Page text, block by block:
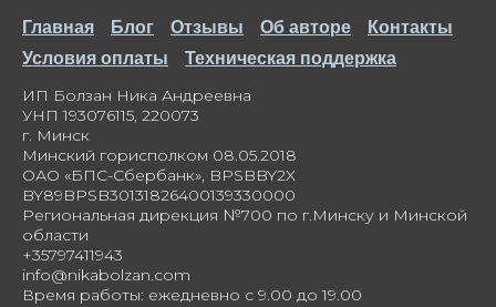
Главная Блог Отзывы Об авторе
Контакты
Условия оплаты
Техническая поддержка
ИП Болзан Ника Андреевна
УНП 193076115, 220073
г. Минск
Минский горисполком 08.05.2018
ОАО «БПС-Сбербанк», BPSBBY2X
BY89BPSB30131826400139330000
Региональная дирекция №700 по г.Минску и Минской
области
+35797411943
info@nikabolzan.com
Время работы: ежедневно с 9.00 до 19.00